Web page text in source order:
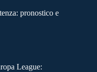
pronostico e
League: